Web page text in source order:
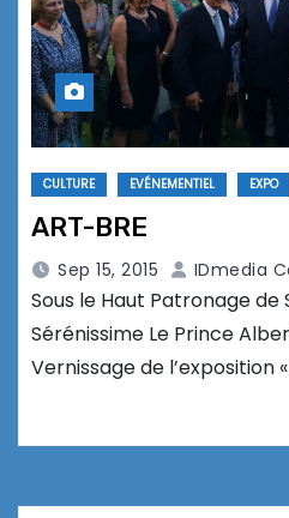
CULTURE EVÉNEMENTIEL EXPO
ART-BRE
Sep 15, 2015 IDmedia
Sous le Haut Patronage de
Sérénissime Le Prince
Vernissage de l’exposition